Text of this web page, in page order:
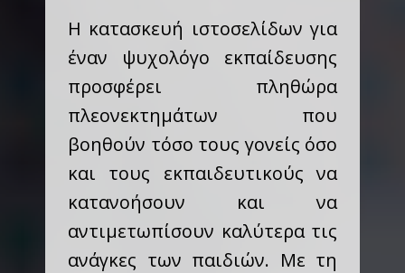
Η κατασκευή ιστοσελίδων για
έναν ψυχολόγο εκπαίδευσης
προσφέρει πληθώρα
πλεονεκτημάτων που
βοηθούν τόσο τους γονείς όσο
και τους εκπαιδευτικούς να
κατανοήσουν και να
αντιμετωπίσουν καλύτερα τις
ανάγκες των παιδιών. Με τη